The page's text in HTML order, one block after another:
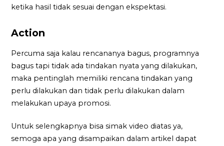
ketika hasil tidak sesuai dengan ekspektasi.
Action
Percuma saja kalau rencananya bagus, programnya
bagus tapi tidak ada tindakan nyata yang dilakukan,
maka pentinglah memiliki rencana tindakan yang
perlu dilakukan dan tidak perlu dilakukan dalam
melakukan upaya promosi.
Untuk selengkapnya bisa simak video diatas ya,
semoga apa yang disampaikan dalam artikel dapat